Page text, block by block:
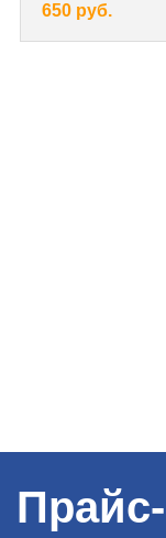
650 руб.
Прайс-